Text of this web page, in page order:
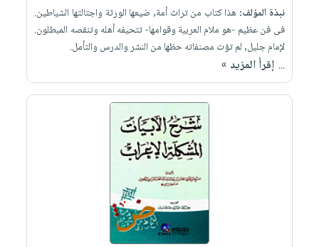
نبذة المؤلف: هذا كتاب من تراث أمة, ضيعها الورثة واجتالتها الشياطين.
فى فن عظيم -هو ملام العربية وقوامها- تتحيفه أهله وتنقصه المبطلون.
لإمام جليل, لم تؤت مصنفاته حظها من النشر والدرس والتأمل.
... إقرأ المزيد »